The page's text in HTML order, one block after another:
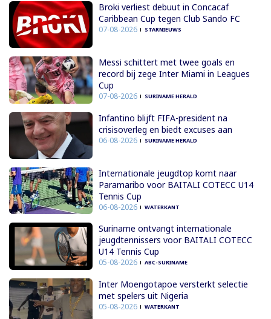
Broki verliest debuut in Concacaf
Caribbean Cup tegen Club Sando FC
07-08-2026 STARNIEUWS
Messi schittert met twee goals en
record bij zege Inter Miami in Leagues
Cup
07-08-2026 SURINAME HERALD
Infantino blijft FIFA-president na
crisisoverleg en biedt excuses aan
06-08-2026 SURINAME HERALD
Internationale jeugdtop komt naar
Paramaribo voor BAITALI COTECC U14
Tennis Cup
06-08-2026 WATERKANT
Suriname ontvangt internationale
jeugdtennissers voor BAITALI COTECC
U14 Tennis Cup
05-08-2026 ABC-SURINAME
Inter Moengotapoe versterkt selectie
met spelers uit Nigeria
05-08-2026 WATERKANT